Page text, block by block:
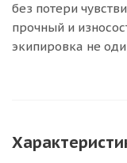
без потери
прочный и
экипировка не